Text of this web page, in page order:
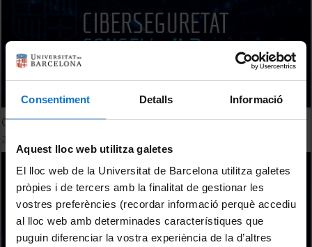
Consentiment Detalls Informació
Aquest lloc web utilitza galetes
El lloc web de la Universitat de Barcelona utilitza galetes
pròpies i de tercers amb la finalitat de gestionar les
vostres preferències (recordar informació perquè accediu
al lloc web amb determinades característiques que
puguin diferenciar la vostra experiència de la d’altres
Ciberseguretat a la UB. Consell #3